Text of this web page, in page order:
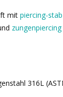
mit piercing-
316L